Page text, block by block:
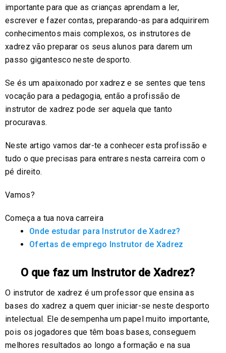
importante para que as crianças aprendam a ler,
escrever e fazer contas, preparando-as para adquirirem
conhecimentos mais complexos, os instrutores de
xadrez vão preparar os seus alunos para darem um
passo gigantesco neste desporto.
Se és um apaixonado por xadrez e se sentes que tens
vocação para a pedagogia, então a profissão de
instrutor de xadrez pode ser aquela que tanto
procuravas.
Neste artigo vamos dar-te a conhecer esta profissão e
tudo o que precisas para entrares nesta carreira com o
pé direito.
Vamos?
Começa a tua nova carreira
Onde estudar para Instrutor de Xadrez?
Ofertas de emprego Instrutor de Xadrez
O que faz um Instrutor de Xadrez?
O instrutor de xadrez é um professor que ensina as
bases do xadrez a quem quer iniciar-se neste desporto
intelectual. Ele desempenha um papel muito importante,
pois os jogadores que têm boas bases, conseguem
melhores resultados ao longo a formação e na sua